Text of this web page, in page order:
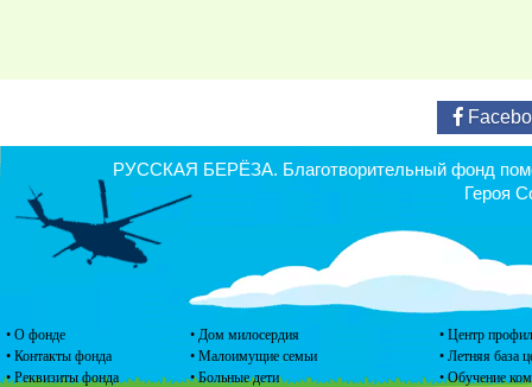
• О фонде
• Контакты фонда
• Реквизиты фонда
• Дом милосердия
• Малоимущие семьи
• Больные дети
• Центр
• Летняя база
• Обучение
РУССКАЯ БЕРЁЗА. Благотворительный фонд
Героя